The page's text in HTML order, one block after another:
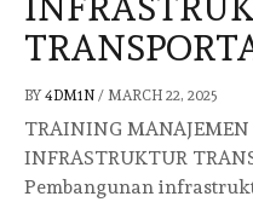
BY 4DM1N / MARCH 22, 2025
TRAINING
INFRASTRUKTUR
Pembangunan